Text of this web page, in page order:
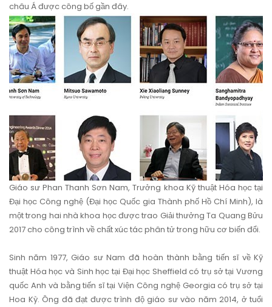
châu Á được công bố gần đây.
Giáo sư Phan Thanh Sơn Nam, Trưởng khoa Kỹ thuật Hóa học tại
Đại học Công nghệ (Đại học Quốc gia Thành phố Hồ Chí Minh), là
một trong hai nhà khoa học được trao Giải thưởng Ta Quang Bửu
2017 cho công trình về chất xúc tác phân tử trong hữu cơ biến đổi.
Sinh năm 1977, Giáo sư Nam đã hoàn thành bằng tiến sĩ về Kỹ
thuật Hóa học và Sinh học tại Đại học Sheffield có trụ sở tại Vương
quốc Anh và bằng tiến sĩ tại Viện Công nghệ Georgia có trụ sở tại
Hoa Kỳ. Ông đã đạt được trình độ giáo sư vào năm 2014, ở tuổi